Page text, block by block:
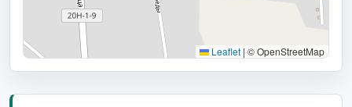
Leaflet | © OpenStreetMap